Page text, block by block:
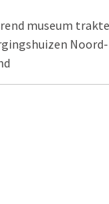
museum
Noord-